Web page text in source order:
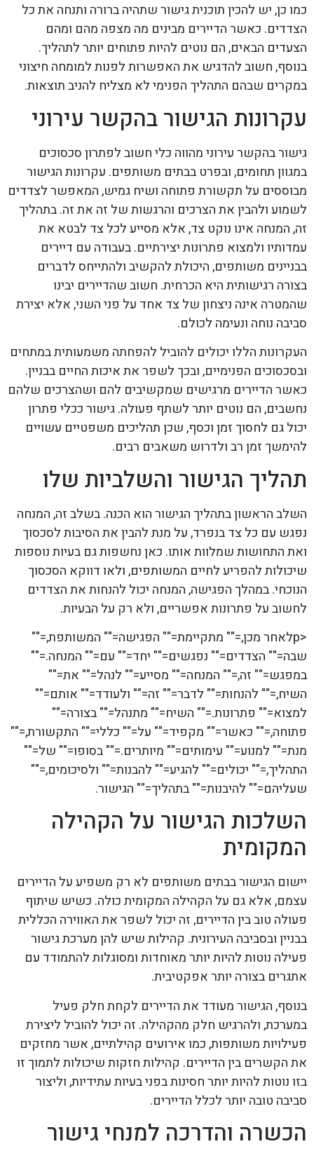
כמו כן, יש להכין תוכנית גישור שתהיה ברורה ותנחה את כל
הצדדים. כאשר הדיירים מבינים מה מצפה מהם ומהם
הצעדים הבאים, הם נוטים להיות פתוחים יותר לתהליך.
בנוסף, חשוב להדגיש את האפשרות לפנות למומחה חיצוני
במקרים שבהם התהליך הפנימי לא מצליח להניב תוצאות.
עקרונות הגישור בהקשר עירוני
גישור בהקשר עירוני מהווה כלי חשוב לפתרון סכסוכים
במגוון תחומים, ובפרט בבתים משותפים. עקרונות הגישור
מבוססים על תקשורת פתוחה ושיח גמיש, המאפשר לצדדים
לשמוע ולהבין את הצרכים והרגשות של זה את זה. בתהליך
זה, המנחה אינו נוקט צד, אלא מסייע לכל צד לבטא את
עמדותיו ולמצוא פתרונות יצירתיים. בעבודה עם דיירים
בבניינים משותפים, היכולת להקשיב ולהתייחס לדברים
בצורה רגישותית היא הכרחית. חשוב שהדיירים יבינו
שהמטרה אינה ניצחון של צד אחד על פני השני, אלא יצירת
סביבה נוחה ונעימה לכולם.
העקרונות הללו יכולים להוביל להפחתה משמעותית במתחים
ובסכסוכים הפנימיים, ובכך לשפר את איכות החיים בבניין.
כאשר הדיירים מרגישים שמקשיבים להם ושהצרכים שלהם
נחשבים, הם נוטים יותר לשתף פעולה. גישור ככלי פתרון
יכול גם לחסוך זמן וכסף, שכן תהליכים משפטיים עשויים
להימשך זמן רב ולדרוש משאבים רבים.
תהליך הגישור והשלביות שלו
השלב הראשון בתהליך הגישור הוא הכנה. בשלב זה, המנחה
נפגש עם כל צד בנפרד, על מנת להבין את הסיבות לסכסוך
ואת התחושות שמלוות אותו. כאן נחשפות גם בעיות נוספות
שיכולות להפריע לחיים המשותפים, ולאו דווקא הסכסוך
הנוכחי. במהלך הפגישה, המנחה יכול להנחות את הצדדים
לחשוב על פתרונות אפשריים, ולא רק על הבעיות.
<pלאחר מכן,="" מתקיימת="" הפגישה="" המשותפת,=""
שבה="" הצדדים="" נפגשים="" יחד="" עם="" המנחה.=""
במפגש="" זה,="" המנחה="" מסייע="" לנהל="" את=""
השיח,="" להנחות="" לדבר="" זה="" ולעודד="" אותם=""
למצוא="" פתרונות.="" השיח="" מתנהל="" בצורה=""
פתוחה,="" כאשר="" מקפיד="" על="" כללי="" התקשורת,=""
מנת="" למנוע="" עימותים="" מיותרים.="" בסופו="" של=""
התהליך,="" יכולים="" להגיע="" להבנות="" ולסיכומים,=""
שעליהם="" להיבנות="" בתהליך="" הגישור.
השלכות הגישור על הקהילה
המקומית
יישום הגישור בבתים משותפים לא רק משפיע על הדיירים
עצמם, אלא גם על הקהילה המקומית כולה. כשיש שיתוף
פעולה טוב בין הדיירים, זה יכול לשפר את האווירה הכללית
בבניין ובסביבה העירונית. קהילות שיש להן מערכת גישור
פעילה נוטות להיות יותר מאוחדות ומסוגלות להתמודד עם
אתגרים בצורה יותר אפקטיבית.
בנוסף, הגישור מעודד את הדיירים לקחת חלק פעיל
במערכת, ולהרגיש חלק מהקהילה. זה יכול להוביל ליצירת
פעילויות משותפות, כמו אירועים קהילתיים, אשר מחזקים
את הקשרים בין הדיירים. קהילות חזקות שיכולות לתמוך זו
בזו נוטות להיות יותר חסינות בפני בעיות עתידיות, וליצור
סביבה טובה יותר לכלל הדיירים.
הכשרה והדרכה למנחי גישור